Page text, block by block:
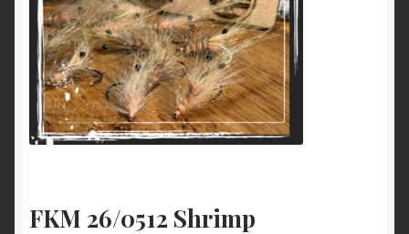
FKM 26/0512 Shrimp